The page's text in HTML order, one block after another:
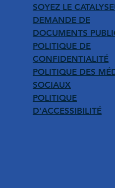
SOYEZ LE
DEMANDE DE
DOCUMENTS
POLITIQUE DE
CONFIDENTIALITÉ
POLITIQUE DES
SOCIAUX
POLITIQUE
D'ACCESSIBILITÉ